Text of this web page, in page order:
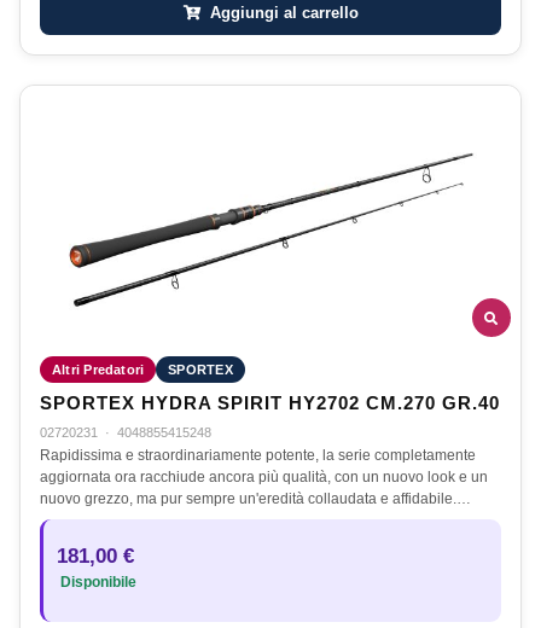
Aggiungi al carrello
Altri Predatori SPORTEX
SPORTEX HYDRA SPIRIT HY2702 CM.270 GR.40
02720231 · 4048855415248
Rapidissima e straordinariamente potente, la serie completamente
aggiornata ora racchiude ancora più qualità, con un nuovo look e un
nuovo grezzo, ma pur sempre un'eredità collaudata e affidabile.…
181,00 €
Disponibile